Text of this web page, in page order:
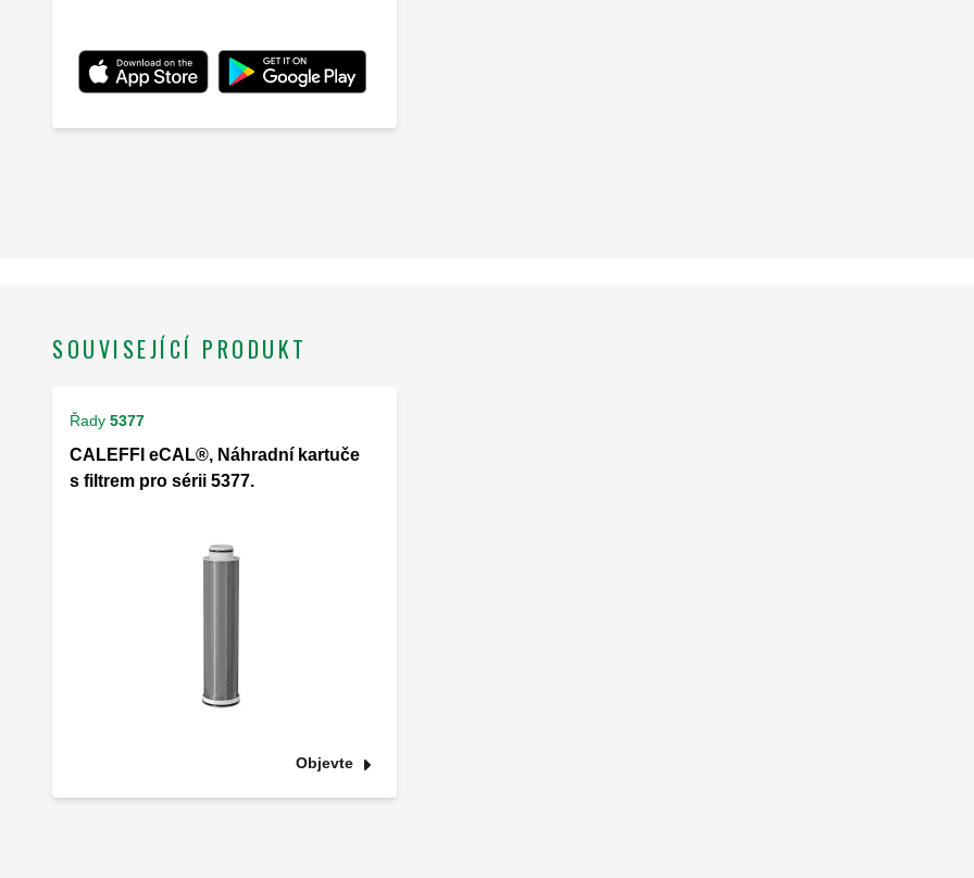
SOUVISEJÍCÍ PRODUKT
Řady 5377
CALEFFI eCAL®, Náhradní kartuče
s filtrem pro sérii 5377.
Objevte